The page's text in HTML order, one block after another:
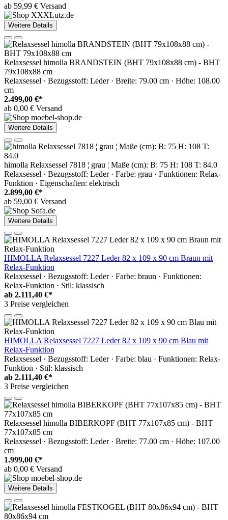
ab 59,99 € Versand
Weitere Details
Relaxsessel himolla BRANDSTEIN (BHT 79x108x88 cm) - BHT
79x108x88 cm
Relaxsessel · Bezugsstoff: Leder · Breite: 79.00 cm · Höhe: 108.00
cm
2.499,00 €*
ab 0,00 € Versand
Weitere Details
himolla Relaxsessel 7818 ¦ grau ¦ Maße (cm): B: 75 H: 108 T: 84.0
Relaxsessel · Bezugsstoff: Leder · Farbe: grau · Funktionen: Relax-
Funktion · Eigenschaften: elektrisch
2.899,00 €*
ab 59,00 € Versand
Weitere Details
HIMOLLA Relaxsessel 7227 Leder 82 x 109 x 90 cm Braun mit
Relax-Funktion
Relaxsessel · Bezugsstoff: Leder · Farbe: braun · Funktionen:
Relax-Funktion · Stil: klassisch
ab 2.111,40 €*
3 Preise vergleichen
HIMOLLA Relaxsessel 7227 Leder 82 x 109 x 90 cm Blau mit
Relax-Funktion
Relaxsessel · Bezugsstoff: Leder · Farbe: blau · Funktionen: Relax-
Funktion · Stil: klassisch
ab 2.111,40 €*
3 Preise vergleichen
Relaxsessel himolla BIBERKOPF (BHT 77x107x85 cm) - BHT
77x107x85 cm
Relaxsessel · Bezugsstoff: Leder · Breite: 77.00 cm · Höhe: 107.00
cm
1.999,00 €*
ab 0,00 € Versand
Weitere Details